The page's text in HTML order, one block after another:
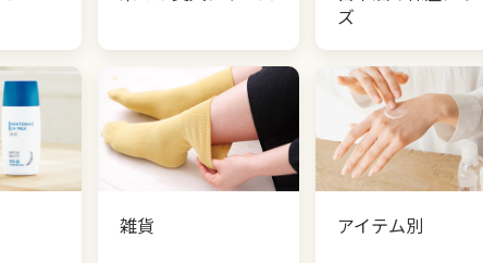
ズ
雑貨 アイテム別